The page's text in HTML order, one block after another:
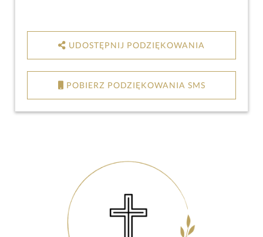
UDOSTĘPNIJ PODZIĘKOWANIA
POBIERZ PODZIĘKOWANIA SMS